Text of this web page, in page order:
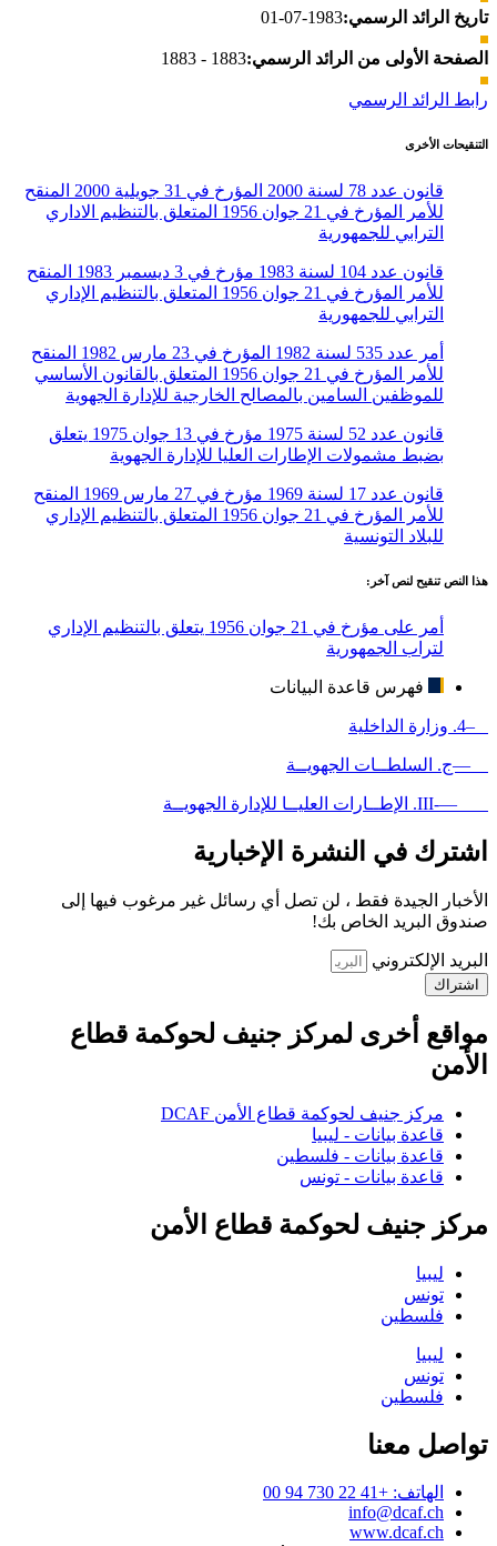
تاريخ الرائد الرسمي:1983-07-01
الصفحة الأولى من الرائد الرسمي:1883 - 1883
رابط الرائد الرسمي
التنقيحات الأخرى
قانون عدد 78 لسنة 2000 المؤرخ في 31 جويلية 2000 المنقح
للأمر المؤرخ في 21 جوان 1956 المتعلق بالتنظيم الاداري
الترابي للجمهورية
قانون عدد 104 لسنة 1983 مؤرخ في 3 ديسمبر 1983 المنقح
للأمر المؤرخ في 21 جوان 1956 المتعلق بالتنظيم الإداري
الترابي للجمهورية
أمر عدد 535 لسنة 1982 المؤرخ في 23 مارس 1982 المنقح
للأمر المؤرخ في 21 جوان 1956 المتعلق بالقانون الأساسي
للموظفين السامين بالمصالح الخارجية للإدارة الجهوية
قانون عدد 52 لسنة 1975 مؤرخ في 13 جوان 1975 يتعلق
بضبط مشمولات الإطارات العليا للإدارة الجهوية
قانون عدد 17 لسنة 1969 مؤرخ في 27 مارس 1969 المنقح
للأمر المؤرخ في 21 جوان 1956 المتعلق بالتنظيم الإداري
للبلاد التونسية
هذا النص تنقيح لنص آخر:
أمر على مؤرخ في 21 جوان 1956 يتعلق بالتنظيم الإداري
لتراب الجمهورية
فهرس قاعدة البيانات
–4. وزارة الداخلية
—ج. السلطــات الجهويــة
—-III. الإطــارات العليــا للإدارة الجهويــة
اشترك في النشرة الإخبارية
الأخبار الجيدة فقط ، لن تصل أي رسائل غير مرغوب فيها إلى
صندوق البريد الخاص بك!
البريد الإلكتروني
اشتراك
مواقع أخرى لمركز جنيف لحوكمة قطاع
الأمن
مركز جنيف لحوكمة قطاع الأمن DCAF
قاعدة بيانات - ليبيا
قاعدة بيانات - فلسطين
قاعدة بيانات - تونس
مركز جنيف لحوكمة قطاع الأمن
ليبيا
تونس
فلسطين
ليبيا
تونس
فلسطين
تواصل معنا
الهاتف: +41 22 730 94 00
info@dcaf.ch
www.dcaf.ch